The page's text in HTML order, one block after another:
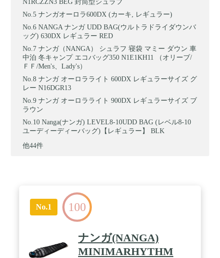
N1RCZZN3 BEG 封筒型シュラフ
ナンガオーロラ600DX (カーキ, レギュラー)
NANGA ナンガ UDD BAG(ウルトラドライダウンバ
ッグ) 630DX レギュラー RED
ナンガ（NANGA） シュラフ 寝袋 マミー ダウン 車
中泊 冬キャンプ エコバッグ350 N1E1KH11 （オリーブ/
ＦＦ/Men's、Lady's）
ナンガ オーロラライト 600DX レギュラーサイズ グ
レー N16DGR13
ナンガ オーロラライト 900DX レギュラーサイズ ブ
ラウン
Nanga(ナンガ) LEVEL8-10UDD BAG (レベル8-10
ユーディーディーバッグ)【レギュラー】 BLK
他44件
No.1 100
ナンガ(NANGA)
MINIMARHYTHM